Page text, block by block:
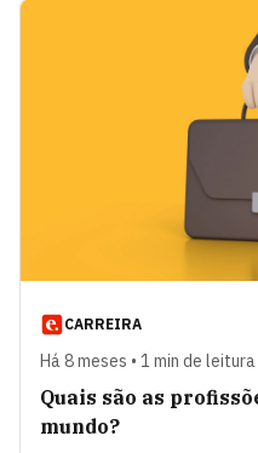
CARREIRA
Há 8 meses • 1 min de leitura
Quais são as
mundo?